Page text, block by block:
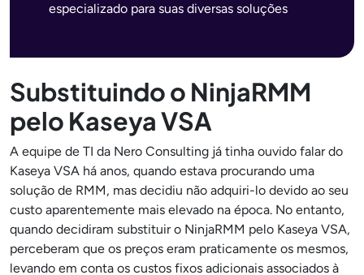
especializado para suas diversas soluções
Substituindo o NinjaRMM
pelo Kaseya VSA
A equipe de TI da Nero Consulting já tinha ouvido falar do
Kaseya VSA há anos, quando estava procurando uma
solução de RMM, mas decidiu não adquiri-lo devido ao seu
custo aparentemente mais elevado na época. No entanto,
quando decidiram substituir o NinjaRMM pelo Kaseya VSA,
perceberam que os preços eram praticamente os mesmos,
levando em conta os custos fixos adicionais associados à